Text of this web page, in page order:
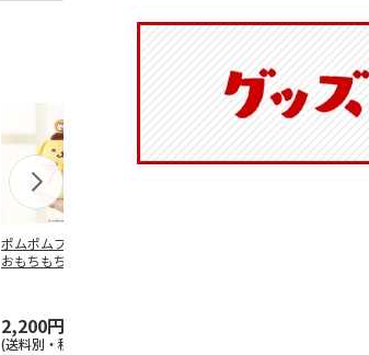
ポムポムプリン30th
おもちもちもちマス
2,200円
(送料別・税込)